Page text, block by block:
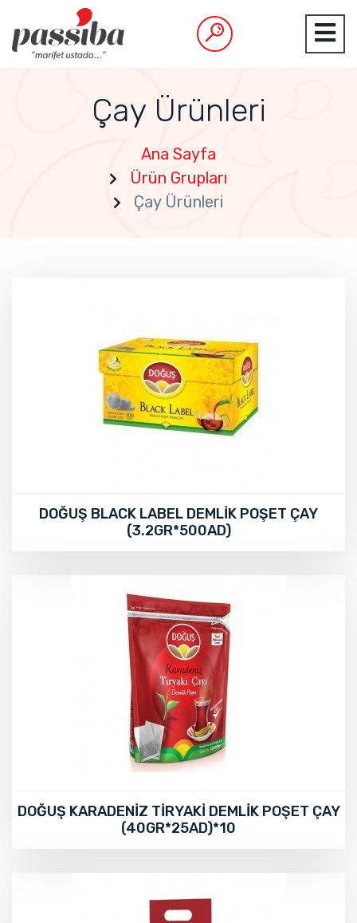
Çay Ürünleri
Ana Sayfa
Ürün Grupları
Çay Ürünleri
DOĞUŞ BLACK LABEL DEMLİK POŞET ÇAY
(3.2GR*500AD)
DOĞUŞ KARADENİZ TİRYAKİ DEMLİK POŞET ÇAY
(40GR*25AD)*10